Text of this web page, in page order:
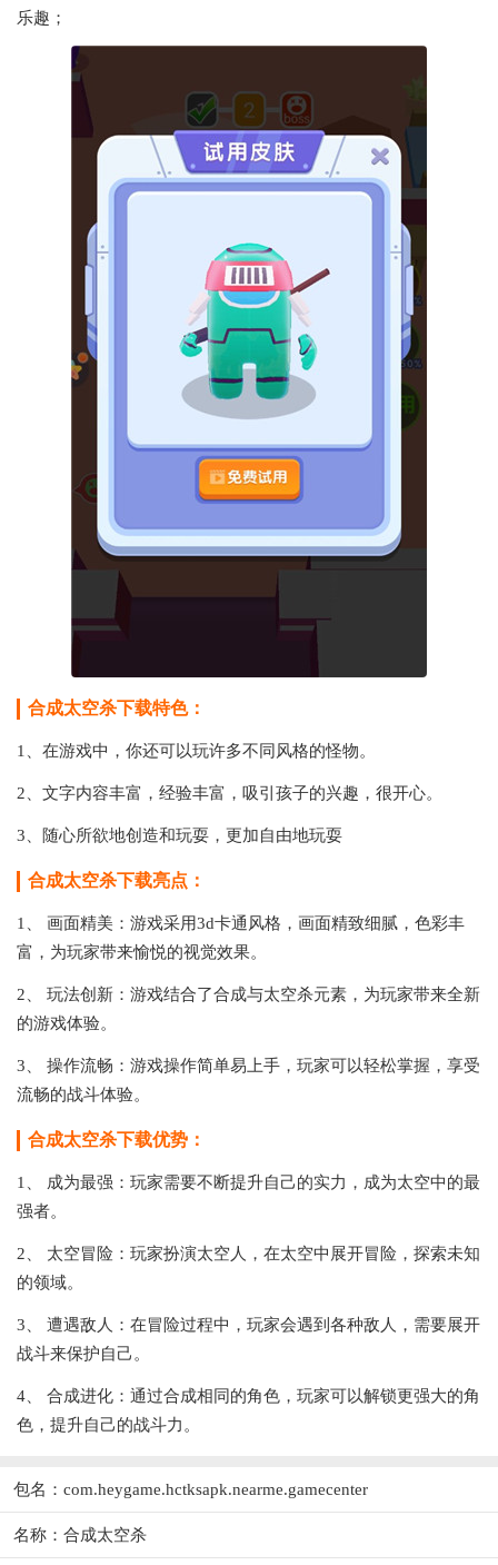
乐趣；
合成太空杀下载特色：
1、在游戏中，你还可以玩许多不同风格的怪物。
2、文字内容丰富，经验丰富，吸引孩子的兴趣，很开心。
3、随心所欲地创造和玩耍，更加自由地玩耍
合成太空杀下载亮点：
1、 画面精美：游戏采用3d卡通风格，画面精致细腻，色彩丰
富，为玩家带来愉悦的视觉效果。
2、 玩法创新：游戏结合了合成与太空杀元素，为玩家带来全新
的游戏体验。
3、 操作流畅：游戏操作简单易上手，玩家可以轻松掌握，享受
流畅的战斗体验。
合成太空杀下载优势：
1、 成为最强：玩家需要不断提升自己的实力，成为太空中的最
强者。
2、 太空冒险：玩家扮演太空人，在太空中展开冒险，探索未知
的领域。
3、 遭遇敌人：在冒险过程中，玩家会遇到各种敌人，需要展开
战斗来保护自己。
4、 合成进化：通过合成相同的角色，玩家可以解锁更强大的角
色，提升自己的战斗力。
包名：com.heygame.hctksapk.nearme.gamecenter
名称：合成太空杀